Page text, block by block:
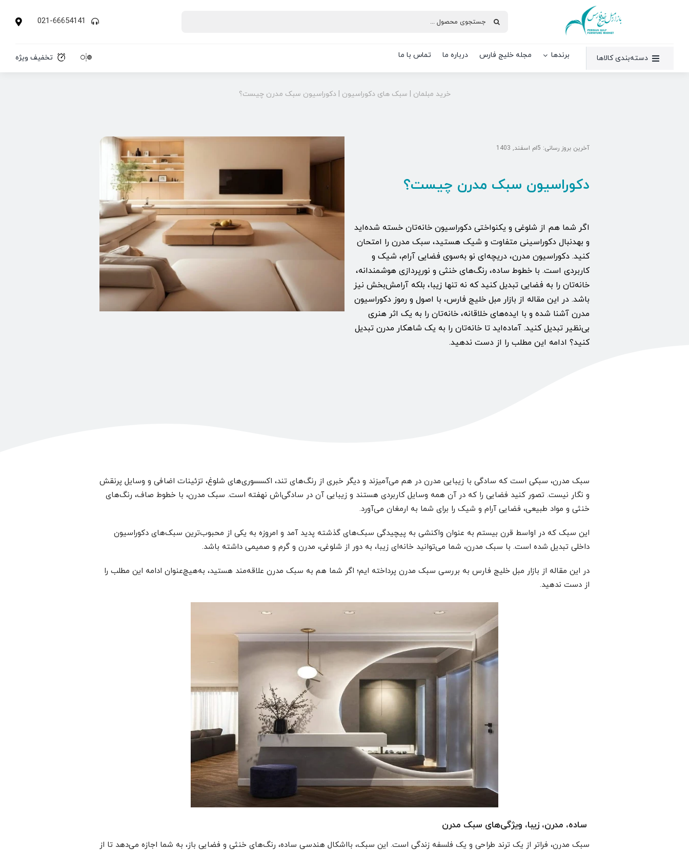
جستجو
021-66654141
دسته‌بندی کالاها برندها مجله خلیج فارس درباره ما تماس با ما تخفیف ویژه
خرید مبلمان | سبک های دکوراسیون |دکوراسیون سبک مدرن چیست؟
آخرین بروز رسانی: 5ام اسفند, 1403
دکوراسیون سبک مدرن چیست؟
اگر شما هم از شلوغی و یکنواختی دکوراسیون خانه‌تان خسته شده‌اید
و به‎دنبال دکوراسینی متفاوت و شیک هستید، سبک مدرن را امتحان
کنید. دکوراسیون مدرن، دریچه‌ای نو به‌سوی فضایی آرام، شیک و
کاربردی است. با خطوط ساده، رنگ‌های خنثی و نورپردازی هوشمندانه،
خانه‌تان را به فضایی تبدیل کنید که نه تنها زیبا، بلکه آرامش‌بخش نیز
باشد. در این مقاله از بازار مبل خلیج فارس، با اصول و رموز دکوراسیون
مدرن آشنا شده و با ایده‌های خلاقانه، خانه‌تان را به یک اثر هنری
بی‌نظیر تبدیل کنید. آماده‌اید تا خانه‌تان را به یک شاهکار مدرن تبدیل
کنید؟ ادامه این مطلب را از دست ندهید.
سبک مدرن، سبکی است که سادگی با زیبایی مدرن در هم می‌آمیزند و دیگر خبری از رنگ‌های تند، اکسسوری‌های شلوغ، تزئینات اضافی و وسایل پرنقش
و نگار نیست. تصور کنید فضایی را که در آن همه وسایل کاربردی هستند و زیبایی آن در سادگی‌اش نهفته است. سبک مدرن، با خطوط صاف، رنگ‌های
خنثی و مواد طبیعی، فضایی آرام و شیک را برای شما به ارمغان می‌آورد.
این سبک که در اواسط قرن بیستم به عنوان واکنشی به پیچیدگی سبک‌های گذشته پدید آمد و امروزه به یکی از محبوب‌ترین سبک‌های دکوراسیون
داخلی تبدیل شده است. با سبک مدرن، شما می‌توانید خانه‌ای زیبا، به دور از شلوغی، مدرن و گرم و صمیمی داشته باشد.
در این مقاله از بازار مبل خلیج فارس به بررسی سبک مدرن پرداخته ایم؛ اگر شما هم به سبک مدرن علاقه‌مند هستید، به‌هیچ‌عنوان ادامه این مطلب را
از دست ندهید.
ساده، مدرن، زیبا، ویژگی‌های سبک مدرن
سبک مدرن، فراتر از یک ترند طراحی و یک فلسفه زندگی است. این سبک، بااشکال هندسی ساده، رنگ‌های خنثی و فضایی باز، به شما اجازه می‌دهد تا از